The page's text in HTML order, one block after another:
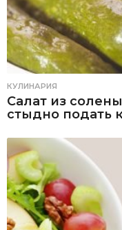
КУЛИНАРИЯ
Салат из
стыдно подать